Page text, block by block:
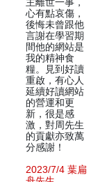
心有點哀傷，
後悔未曾跟他
言謝在學習期
間他的網站是
我的精神食
糧。見到好讀
重啟，有心人
延續好讀網站
的營運和更
新，很是感
激，對周先生
的貢獻亦致萬
分感謝！
2023/7/4 葉扁